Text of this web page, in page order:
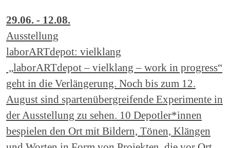
29.06. - 12.08.
Ausstellung
laborARTdepot: vielklang
„laborARTdepot – vielklang – work in progress“
geht in die Verlängerung. Noch bis zum 12.
August sind spartenübergreifende Experimente in
der Ausstellung zu sehen. 10 Depotler*innen
bespielen den Ort mit Bildern, Tönen, Klängen